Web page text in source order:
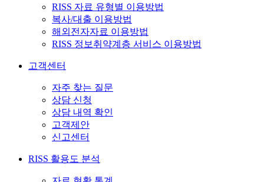
RISS 자료 유형별 이용방법
복사/대출 이용방법
해외전자자료 이용방법
RISS 정보취약계층 서비스 이용방법
고객센터
자주 찾는 질문
상담 신청
상담 내역 확인
고객제안
신고센터
RISS 활용도 분석